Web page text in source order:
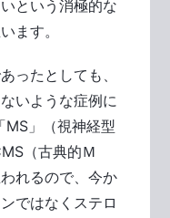
という消極的な
ます。
ったとしても、
いような症例に
MS」（視神経型
（古典的Ｍ
れるので、今か
ではなくステロ